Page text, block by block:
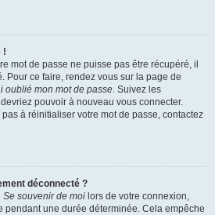
!
mot de passe ne puisse pas être récupéré, il
Pour ce faire, rendez vous sur la page de
oublié mon mot de passe. Suivez les
pouvoir à nouveau vous connecter.
à réinitialiser votre mot de passe, contactez
déconnecté ?
Se souvenir de moi lors de votre connexion,
pendant une durée déterminée. Cela empêche